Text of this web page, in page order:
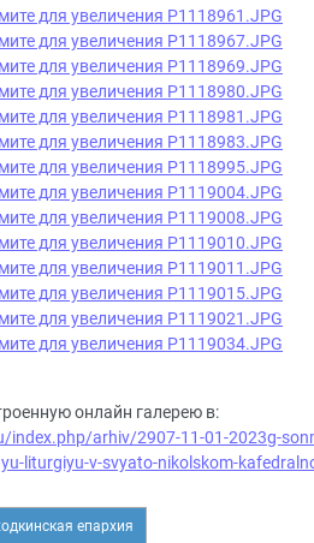
онлайн галерею в:
index.php/arhiv/2907-11-01-2023g-
liturgiyu-v-svyato-nikolskom-
епархия